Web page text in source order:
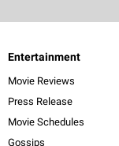
Entertainment
Movie Reviews
Press Release
Movie Schedules
Gossips